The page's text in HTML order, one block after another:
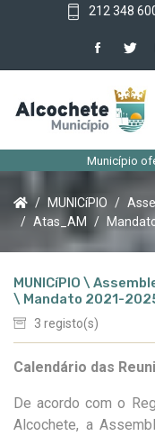
212 348
Município
MUNICíPIO
Atas_AM
MUNICíPIO \
\ Mandato 2021-
3 registo(s)
Calendário das
De acordo com o
Alcochete, a